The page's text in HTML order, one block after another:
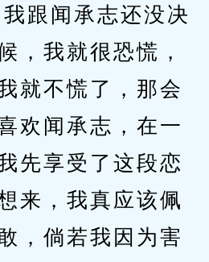
跟闻承志还没决
，我就很恐慌，
就不慌了，那会
欢闻承志，在一
先享受了这段恋
来，我真应该佩
，倘若我因为害